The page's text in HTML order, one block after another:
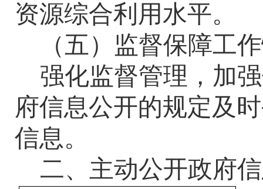
资源综合利用水平。
（五）监督保障工
强化监督管理，加
府信息公开的规定及
信息。
二、主动公开政府